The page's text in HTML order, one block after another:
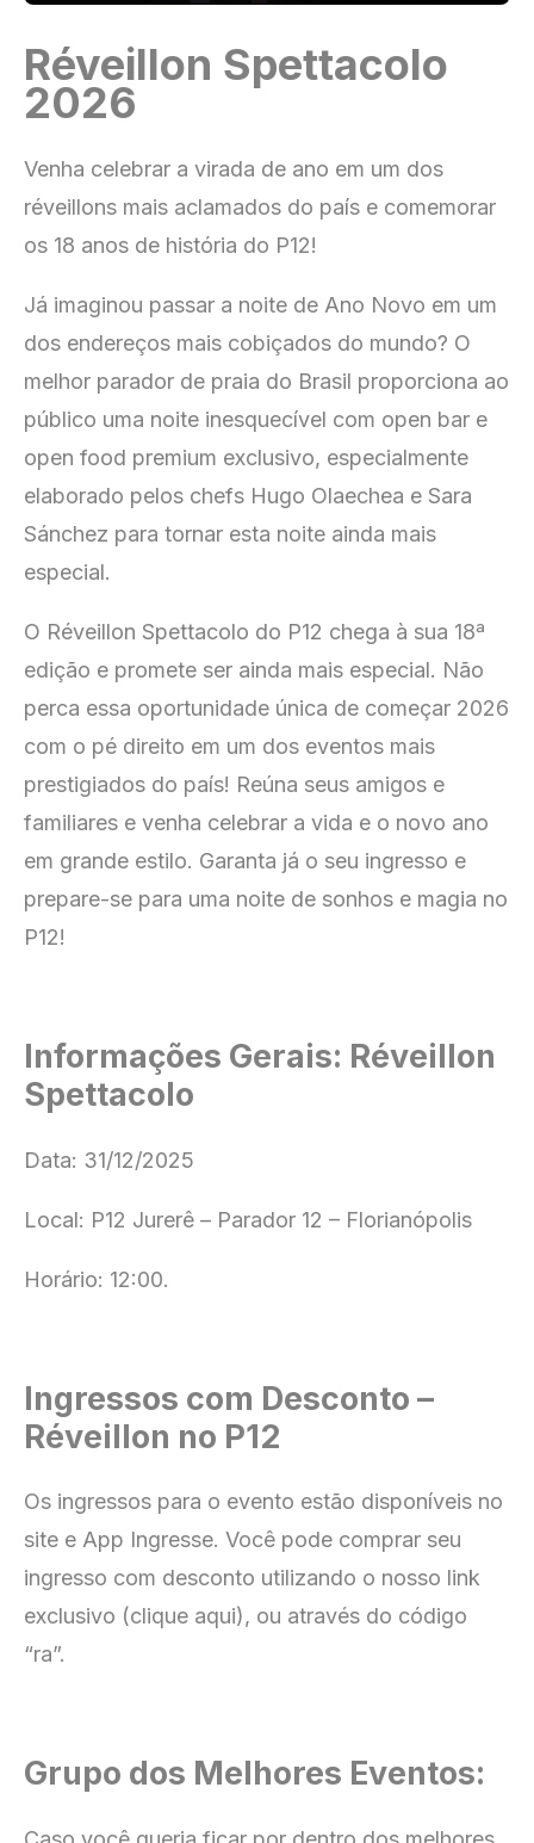
Réveillon Spettacolo
2026
Venha celebrar a virada de ano em um dos
réveillons mais aclamados do país e comemorar
os 18 anos de história do P12!
Já imaginou passar a noite de Ano Novo em um
dos endereços mais cobiçados do mundo? O
melhor parador de praia do Brasil proporciona ao
público uma noite inesquecível com open bar e
open food premium exclusivo, especialmente
elaborado pelos chefs Hugo Olaechea e Sara
Sánchez para tornar esta noite ainda mais
especial.
O Réveillon Spettacolo do P12 chega à sua 18ª
edição e promete ser ainda mais especial. Não
perca essa oportunidade única de começar 2026
com o pé direito em um dos eventos mais
prestigiados do país! Reúna seus amigos e
familiares e venha celebrar a vida e o novo ano
em grande estilo. Garanta já o seu ingresso e
prepare-se para uma noite de sonhos e magia no
P12!
Informações Gerais: Réveillon
Spettacolo
Data: 31/12/2025
Local: P12 Jurerê – Parador 12 – Florianópolis
Horário: 12:00.
Ingressos com Desconto –
Réveillon no P12
Os ingressos para o evento estão disponíveis no
site e App Ingresse. Você pode comprar seu
ingresso com desconto utilizando o nosso link
exclusivo (clique aqui), ou através do código
“ra”.
Grupo dos Melhores Eventos: